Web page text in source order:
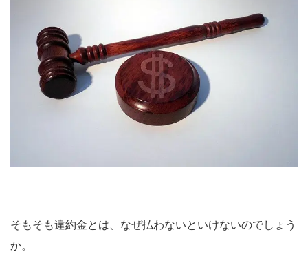
そもそも違約金とは、なぜ払わないといけないのでしょう
か。